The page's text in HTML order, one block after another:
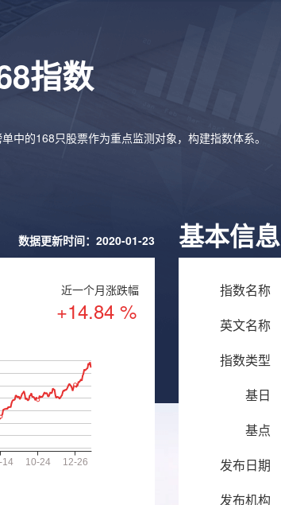
指数
中的168只股票作为重点监测对象，构建指数体系。
数据更新时间：2020-01-23
近一个月涨跌幅
+14.84 %
基本信息
指数名称
英文名称
指数类型
基日
基点
发布日期
发布机构